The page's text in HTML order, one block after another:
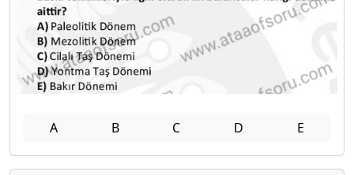
A B C D E